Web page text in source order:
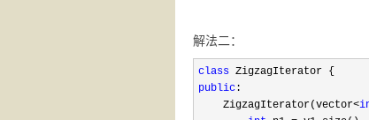
解法二：
class
public :
    ZigzagIterator(vector
<